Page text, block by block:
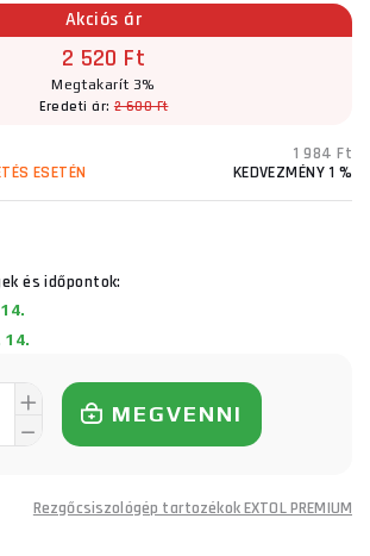
Akciós ár
2 520 Ft
Megtakarít 3%
Eredeti ár:2 600 Ft
1 984 Ft
ESETÉN
KEDVEZMÉNY 1 %
és időpontok:
14.
MEGVENNI
Rezgőcsiszológép tartozékok EXTOL PREMIUM